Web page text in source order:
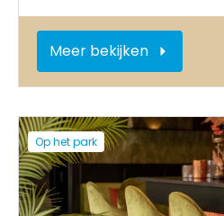
Meer bekijken
Op het park